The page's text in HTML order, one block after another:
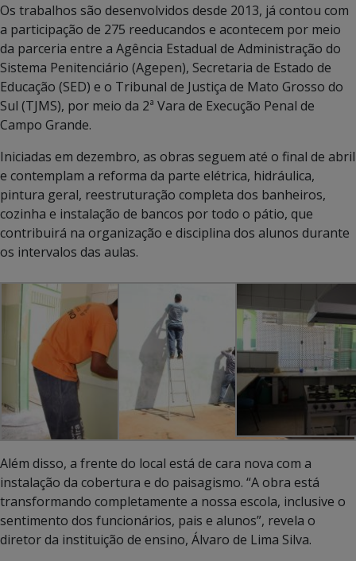
Os trabalhos são desenvolvidos desde 2013, já contou com
a participação de 275 reeducandos e acontecem por meio
da parceria entre a Agência Estadual de Administração do
Sistema Penitenciário (Agepen), Secretaria de Estado de
Educação (SED) e o Tribunal de Justiça de Mato Grosso do
Sul (TJMS), por meio da 2ª Vara de Execução Penal de
Campo Grande.
Iniciadas em dezembro, as obras seguem até o final de abril
e contemplam a reforma da parte elétrica, hidráulica,
pintura geral, reestruturação completa dos banheiros,
cozinha e instalação de bancos por todo o pátio, que
contribuirá na organização e disciplina dos alunos durante
os intervalos das aulas.
Além disso, a frente do local está de cara nova com a
instalação da cobertura e do paisagismo. “A obra está
transformando completamente a nossa escola, inclusive o
sentimento dos funcionários, pais e alunos”, revela o
diretor da instituição de ensino, Álvaro de Lima Silva.